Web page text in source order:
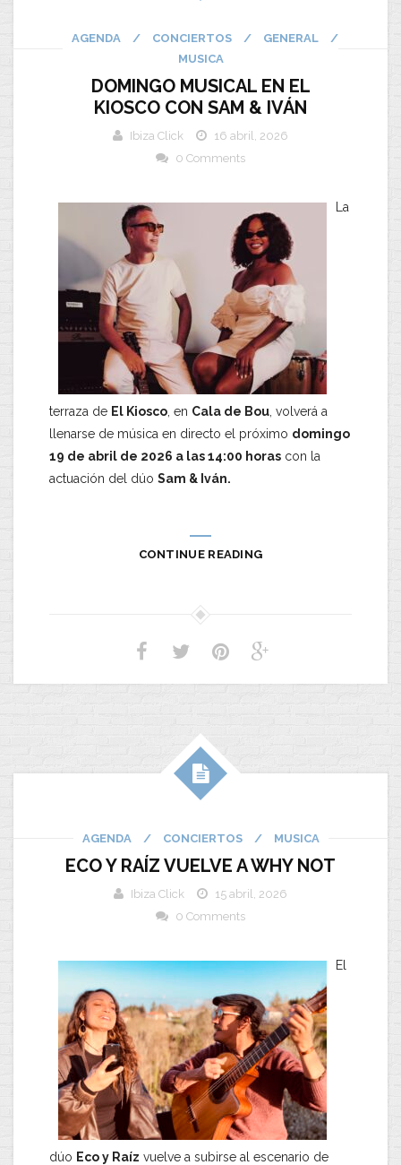
AGENDA / CONCIERTOS / GENERAL
/
MUSICA
DOMINGO MUSICAL EN EL
KIOSCO CON SAM & IVÁN
Ibiza Click
16 abril, 2026
0 Comments
La
terraza de El Kiosco , en Cala de Bou , volverá a
llenarse de música en directo el próximo domingo
19 de abril de 2026 a las 14:00 horas con la
actuación del dúo Sam & Iván.
CONTINUE READING
AGENDA / CONCIERTOS / MUSICA
ECO Y RAÍZ VUELVE A WHY NOT
Ibiza Click
15 abril, 2026
0 Comments
El
dúo Eco y Raíz vuelve a subirse al escenario de